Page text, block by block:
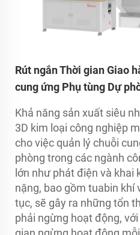
Rút ngắn Thời gian Giao
cung ứng Phụ tùng Dự
Khả năng sản xuất siêu
3D kim loại công nghiệp
cho việc quản lý chuỗi
phòng trong các ngành
lớn như phát điện và khai
nặng, bao gồm tuabin khí
tục, sẽ gây ra những tổn
phải ngừng hoạt động,